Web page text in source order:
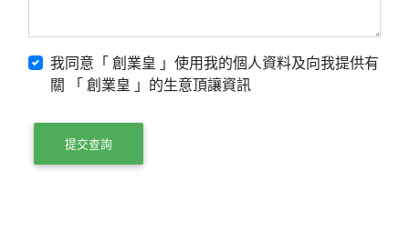
我同意「 創業皇 」使用我的個人資料及向我提供有
關 「 創業皇 」的生意頂讓資訊
提交查詢